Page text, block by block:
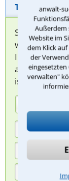
anwalt-
Außerdem
Website im
dem Klick
der
eingesetzten
verwalten"
Telefonhilfe
Sie können
werden sich
Ihnen
abzuklären.
ist für Sie